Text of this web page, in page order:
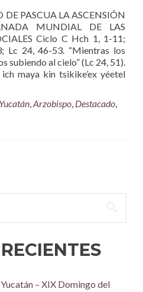
PASCUA LA ASCENSIÓN
MUNDIAL DE LAS
Ciclo C Hch 1, 1-11;
Lc 24, 46-53. “Mientras los
subiendo al cielo” (Lc 24, 51).
ich maya kin tsikike’ex yéetel
,Arzobispo, Destacado,
– XIX Domingo del